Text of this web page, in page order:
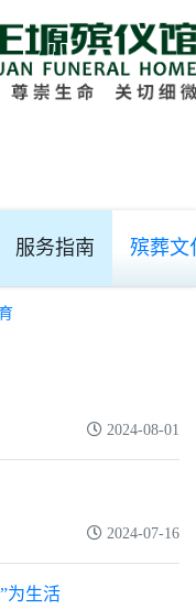
服务指南 殡葬文
2024-08-01
2024-07-16
为生活